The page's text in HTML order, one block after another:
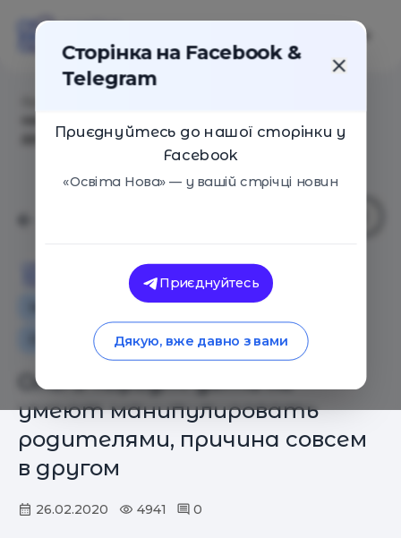
другом
Освіта Нова
Особистий досвід
Ольга Корбут: дети не
умеют манипулировать
родителями, причина совсем
в другом
26.02.2020 4941 0
Сторінка на Facebook &
Telegram
Приєднуйтесь до нашої сторінки у
Facebook
«Освіта Нова» — у вашій стрічці новин
Приєднуйтесь
Дякую, вже давно з вами